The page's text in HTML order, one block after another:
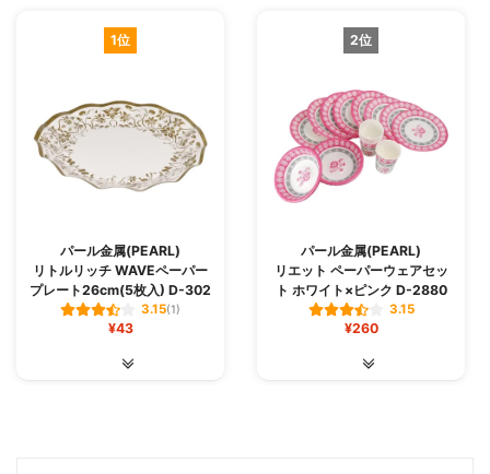
1位
パール金属(PEARL)
リトルリッチ WAVEペーパー
プレート26cm(5枚入) D-302
3.15(1)
¥43
2位
パール金属(PEARL)
リエット ペーパーウェアセッ
ト ホワイト×ピンク D-2880
3.15
¥260